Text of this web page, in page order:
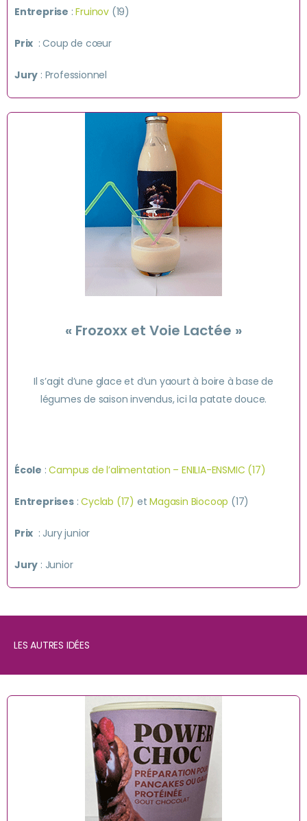
Entreprise :Fruinov (19)
Prix : Coup de cœur
Jury : Professionnel
« Frozoxx et Voie Lactée »
Il s’agit d’une glace et d’un yaourt à boire à base de
légumes de saison invendus, ici la patate douce.
École :Campus de l’alimentation – ENILIA-ENSMIC (17)
Entreprises:Cyclab (17) etMagasin Biocoop (17)
Prix : Jury junior
Jury : Junior
LES AUTRES IDÉES